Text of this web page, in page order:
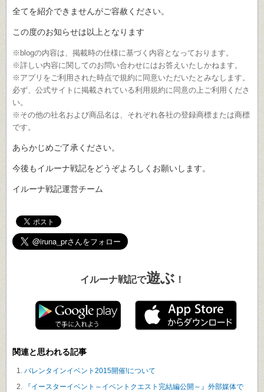
全てを紹介できませんがご容赦ください。
この度のお知らせは以上となります
※blogの内容は、掲載時の仕様に基づく内容となっております。
※詳しい内容に関してのお問い合わせにはお答えいたしかねます。
※アプリをご利用された時点で規約に同意いただいたとみなします。
必ず、公式サイトに掲載されている利用規約に同意の上ご利用くださ
い。
※その他の社名および商品名は、それぞれ各社の登録商標または商標
です。
あらかじめご了承ください。
今後もイルーナ戦記をどうぞよろしくお願いします。
イルーナ戦記運営チーム
イルーナ戦記で遊ぶ ！
関連と思われる記事
バレンタインイベント2015開催!について
『イースターイベント～イベントクエスト完結編公開～』外部媒体で